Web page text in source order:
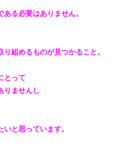
る必要はありません。
組めるものが見つかること。
とって
りませんし
と思っています。